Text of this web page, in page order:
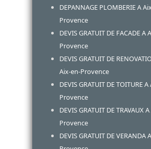
DEPANNAGE PLOMBERIE A
Provence
DEVIS GRATUIT DE FACADE A
Provence
DEVIS GRATUIT DE
Aix-en-Provence
DEVIS GRATUIT DE TOITURE
Provence
DEVIS GRATUIT DE TRAVAUX
Provence
DEVIS GRATUIT DE VERANDA